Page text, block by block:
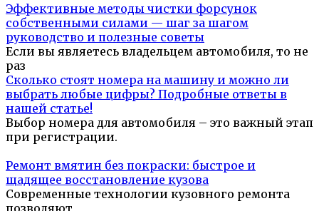
Эффективные методы чистки форсунок
собственными силами — шаг за шагом
руководство и полезные советы
Если вы являетесь владельцем автомобиля, то не
раз
Сколько стоят номера на машину и можно ли
выбрать любые цифры? Подробные ответы в
нашей статье!
Выбор номера для автомобиля – это важный этап
при регистрации.
Ремонт вмятин без покраски: быстрое и
щадящее восстановление кузова
Современные технологии кузовного ремонта
позволяют